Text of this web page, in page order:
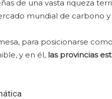
de una vasta riqueza
mundial de carbono y
para posicionarse
y en él, las provincias